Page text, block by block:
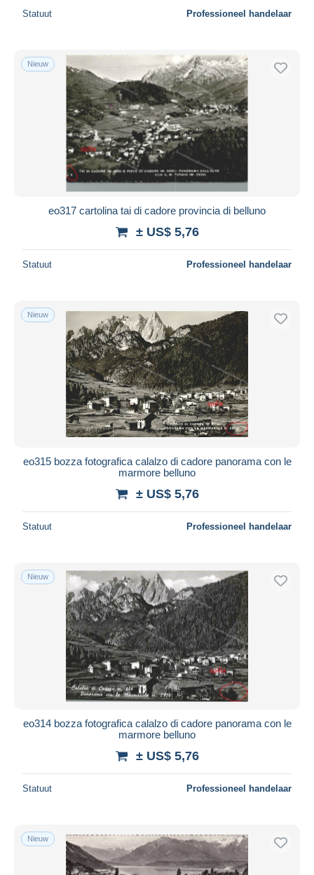
Statuut Professioneel handelaar
Nieuw
eo317 cartolina tai di cadore provincia di belluno
± US$ 5,76
Statuut Professioneel handelaar
Nieuw
eo315 bozza fotografica calalzo di cadore panorama con le
marmore belluno
± US$ 5,76
Statuut Professioneel handelaar
Nieuw
eo314 bozza fotografica calalzo di cadore panorama con le
marmore belluno
± US$ 5,76
Statuut Professioneel handelaar
Nieuw